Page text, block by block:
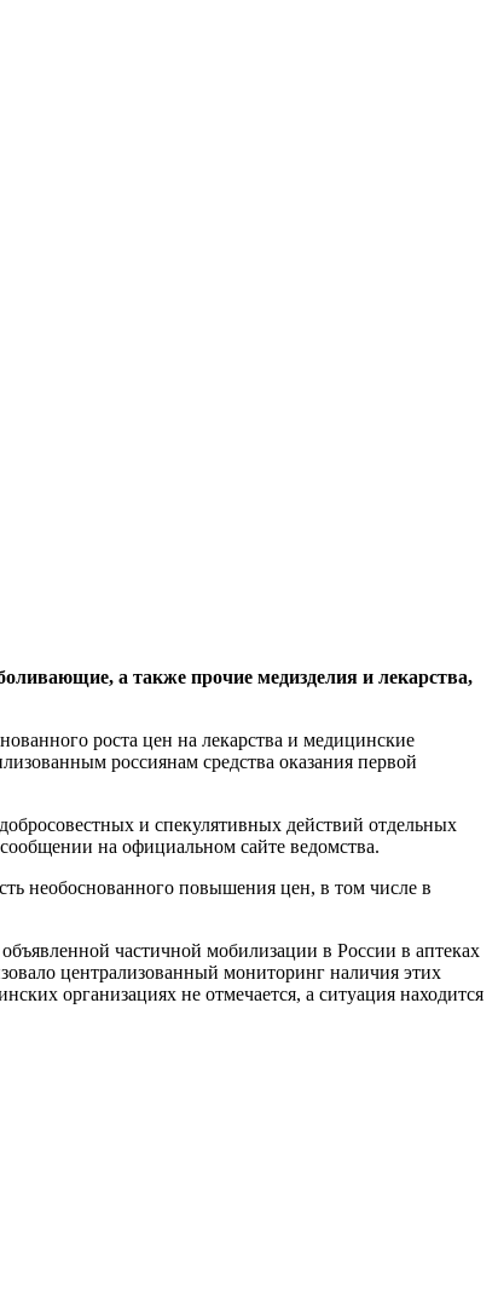
а также прочие медизделия и лекарства,
роста цен на лекарства и медицинские
россиянам средства оказания первой
и спекулятивных действий отдельных
на официальном сайте ведомства.
необоснованного повышения цен, в том числе в
частичной мобилизации в России в аптеках
централизованный мониторинг наличия этих
организациях не отмечается, а ситуация находится